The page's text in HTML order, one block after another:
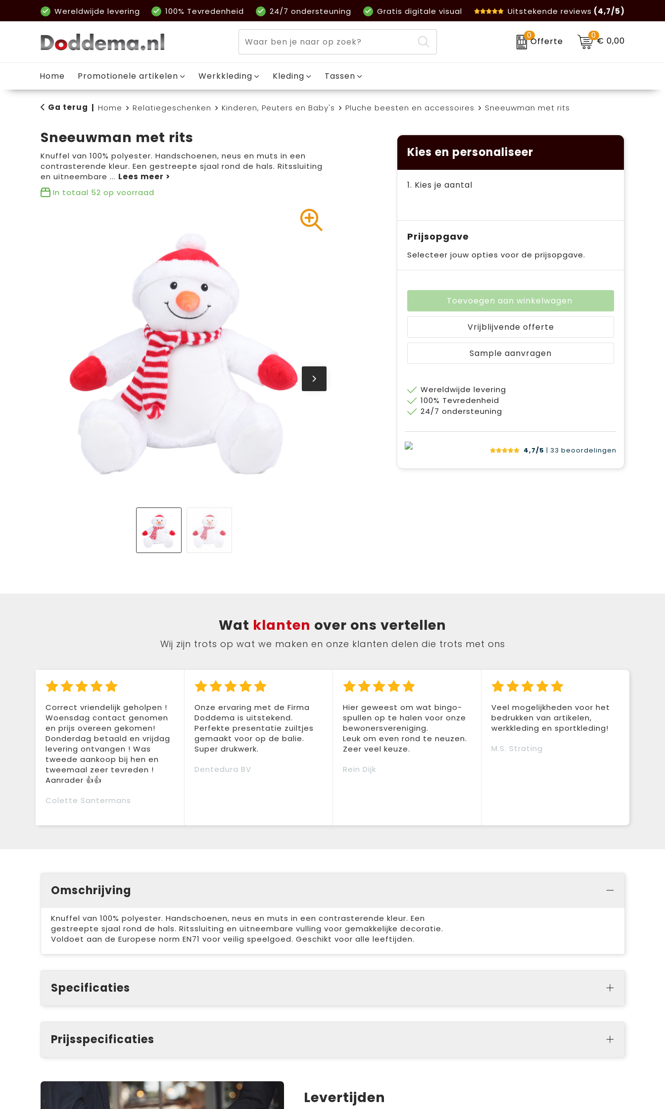
Wereldwijde levering 100% Tevredenheid 24/7 ondersteuning Gratis digitale visual Uitstekende reviews (4,7/5)
0
Offerte
0€ 0,00
Home Promotionele artikelen Werkkleding Kleding Tassen
Ga terug Home Relatiegeschenken Kinderen, Peuters en Baby's Pluche beesten en accessoires Sneeuwman met rits
Sneeuwman met rits
Knuffel van 100% polyester. Handschoenen, neus en muts in een
contrasterende kleur. Een gestreepte sjaal rond de hals. Ritssluiting
en uitneembare ...
In totaal 52 op voorraad
Kies en personaliseer
1. Kies je aantal
Prijsopgave
Selecteer jouw opties voor de prijsopgave.
Toevoegen aan winkelwagen
Vrijblijvende offerte
Sample aanvragen
Wereldwijde levering
100% Tevredenheid
24/7 ondersteuning
4,7/5 | 33 beoordelingen
Wat klanten over ons vertellen
Wij zijn trots op wat we maken en onze klanten delen die trots met ons
Correct vriendelijk geholpen !
Woensdag contact genomen
en prijs overeen gekomen!
Donderdag betaald en vrijdag
levering ontvangen ! Was
tweede aankoop bij hen en
tweemaal zeer tevreden !
Aanrader 👍👍
Colette Santermans
Onze ervaring met de Firma
Doddema is uitstekend.
Perfekte presentatie zuiltjes
gemaakt voor op de balie.
Super drukwerk.
Dentedura BV
Hier geweest om wat bingo-
spullen op te halen voor onze
bewonersvereniging.
Leuk om even rond te neuzen.
Zeer veel keuze.
Rein Dijk
Veel mogelijkheden voor het
bedrukken van artikelen,
werkkleding en sportkleding!
M.S. Strating
Omschrijving
Knuffel van 100% polyester. Handschoenen, neus en muts in een contrasterende kleur. Een
gestreepte sjaal rond de hals. Ritssluiting en uitneembare vulling voor gemakkelijke decoratie.
Voldoet aan de Europese norm EN71 voor veilig speelgoed. Geschikt voor alle leeftijden.
Specificaties
Prijsspecificaties
Levertijden